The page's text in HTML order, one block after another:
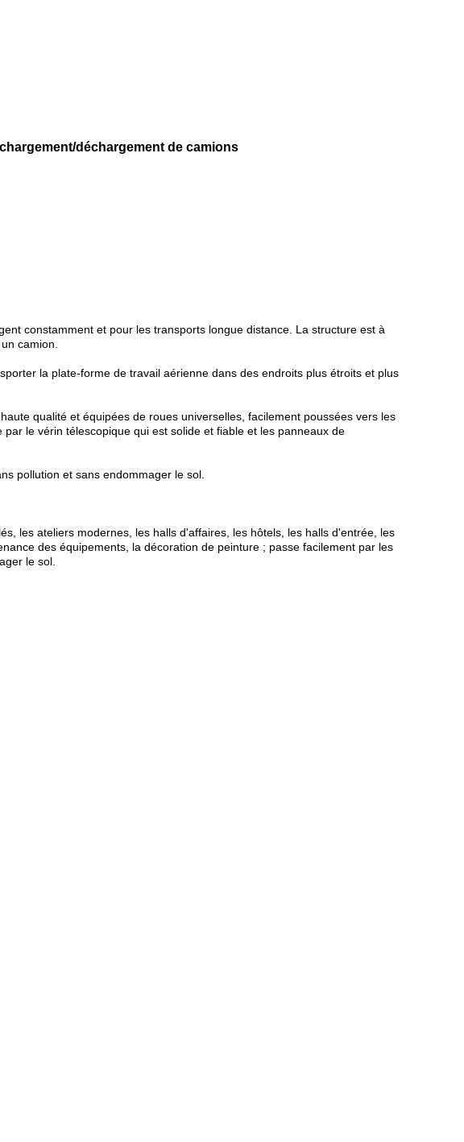
déchargement de camions
constamment et pour les transports longue distance. La structure est à
camion.
la plate-forme de travail aérienne dans des endroits plus étroits et plus
qualité et équipées de roues universelles, facilement poussées vers les
le vérin télescopique qui est solide et fiable et les panneaux de
pollution et sans endommager le sol.
les ateliers modernes, les halls d'affaires, les hôtels, les halls d'entrée, les
des équipements, la décoration de peinture ; passe facilement par les
le sol.